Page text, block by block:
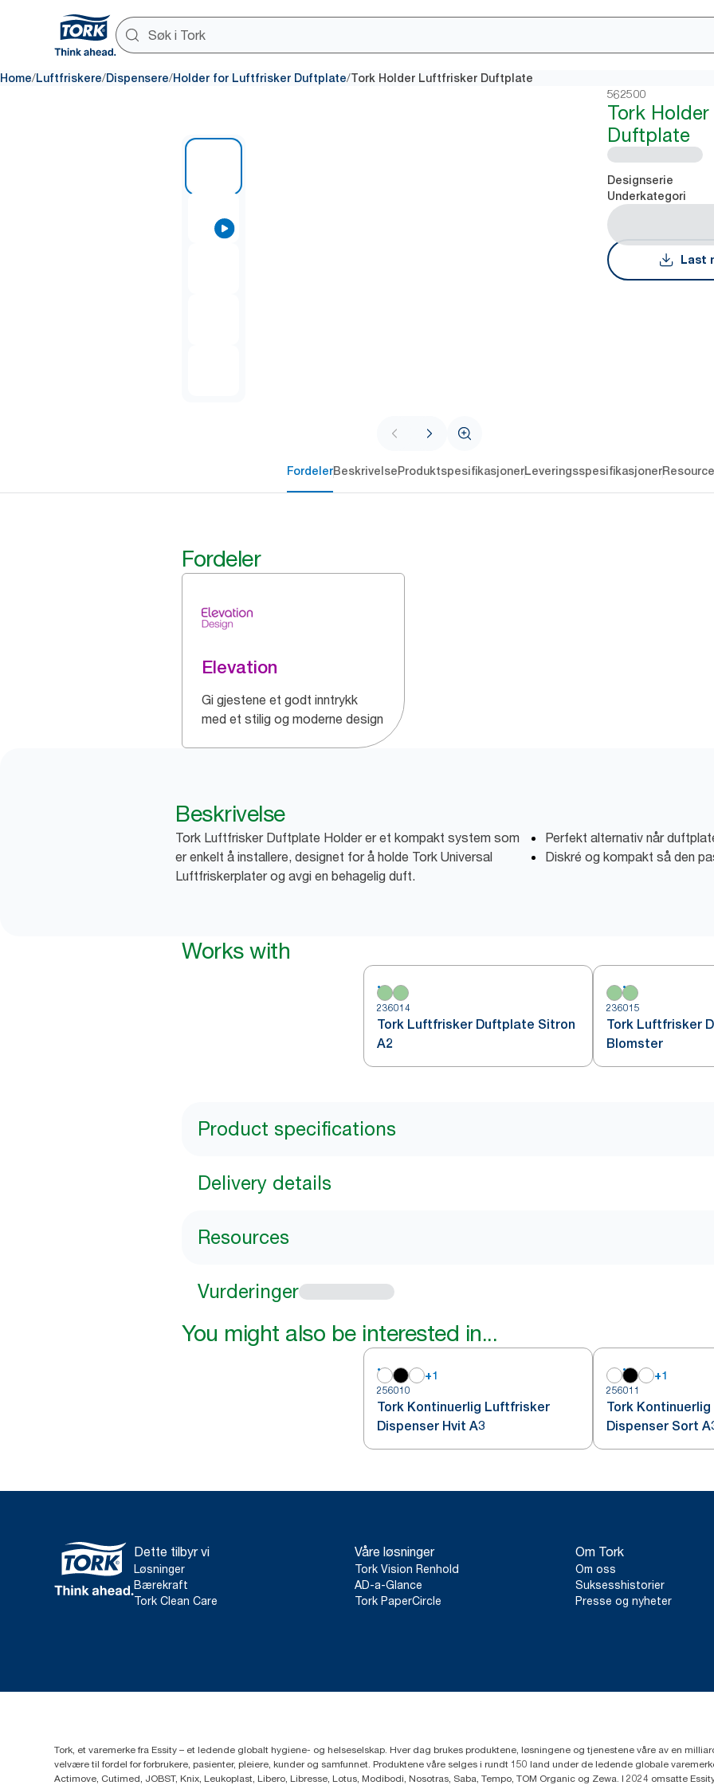
Home/Luftfriskere/Dispensere/Holder for Luftfrisker Duftplate/Tork Holder Luftfrisker Duftplate
562500
Tork
Duftplate
Designserie
Underkategori
Last
FordelerBeskrivelseProduktspesifikasjonerLeveringsspesifikasjoner
Fordeler
Elevation
Gi gjestene et godt inntrykk
med et stilig og moderne design
Beskrivelse
Tork Luftfrisker Duftplate Holder er et kompakt system som
er enkelt å installere, designet for å holde Tork Universal
Luftfriskerplater og avgi en behagelig duft.
Perfekt alternativ når
Diskré og kompakt så den
Works with
236014
Tork Luftfrisker Duftplate Sitron
A2
236015
Tork Luftfrisker
Blomster
Product specifications
Delivery details
Resources
Vurderinger
You might also be interested in...
+1
256010
Tork Kontinuerlig Luftfrisker
Dispenser Hvit A3
+1
256011
Tork
Dispenser Sort
Dette tilbyr vi
Løsninger
Bærekraft
Tork Clean Care
Våre løsninger
Tork Vision Renhold
AD-a-Glance
Tork PaperCircle
Om Tork
Om oss
Suksesshistorier
Presse og nyheter
Tork, et varemerke fra Essity – et ledende globalt hygiene- og helseselskap. Hver dag brukes produktene, løsningene og tjenestene våre av en
velvære til fordel for forbrukere, pasienter, pleiere, kunder og samfunnet. Produktene våre selges i rundt 150 land under de ledende globale
Actimove, Cutimed, JOBST, Knix, Leukoplast, Libero, Libresse, Lotus, Modibodi, Nosotras, Saba, Tempo, TOM Organic og Zewa. I 2024 omsatte